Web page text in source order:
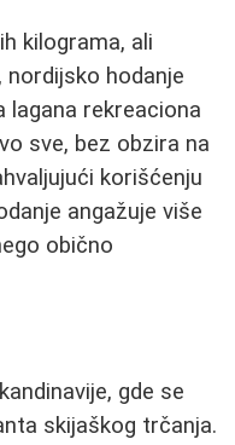
kilograma, ali
hodanje
lagana rekreaciona
sve, bez obzira na
korišćenju
angažuje više
obično
gde se
skijaškog trčanja.